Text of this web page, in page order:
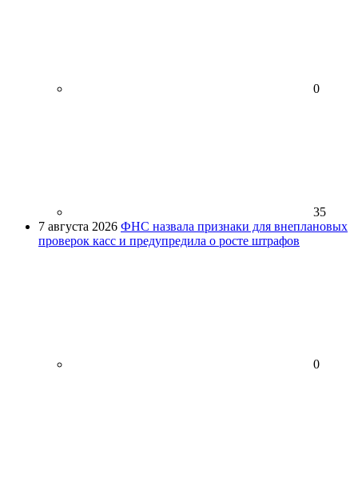
0
35
7 августа 2026 ФНС назвала признаки для внеплановых
проверок касс и предупредила о росте штрафов
0